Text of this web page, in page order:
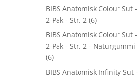
BIBS Anatomisk Colour Sut -
2-Pak - Str. 2 (6)
BIBS Anatomisk Colour Sut -
2-Pak - Str. 2 - Naturgummi
(6)
BIBS Anatomisk Infinity Sut -